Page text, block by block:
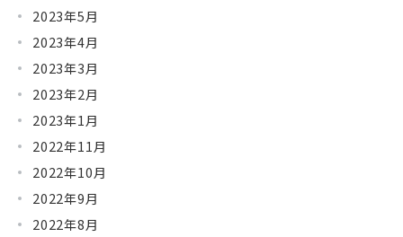
2023年5月
2023年4月
2023年3月
2023年2月
2023年1月
2022年11月
2022年10月
2022年9月
2022年8月